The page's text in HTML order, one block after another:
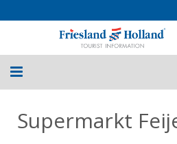
Routes
Supermarkt